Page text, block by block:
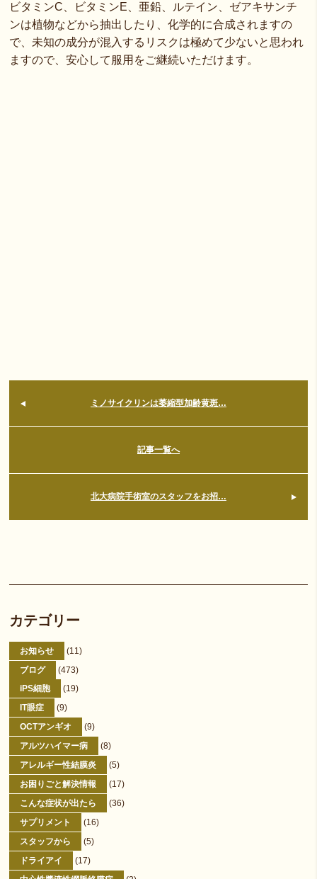
ビタミンC、ビタミンE、亜鉛、ルテイン、ゼアキサンチ
ンは植物などから抽出したり、化学的に合成されますの
で、未知の成分が混入するリスクは極めて少ないと思われ
ますので、安心して服用をご継続いただけます。
ミノサイクリンは萎縮型加齢黄斑…
記事一覧へ
北大病院手術室のスタッフをお招…
カテゴリー
お知らせ
(11)
ブログ
(473)
iPS細胞
(19)
IT眼症
(9)
OCTアンギオ
(9)
アルツハイマー病
(8)
アレルギー性結膜炎
(5)
お困りごと解決情報
(17)
こんな症状が出たら
(36)
サプリメント
(16)
スタッフから
(5)
ドライアイ
(17)